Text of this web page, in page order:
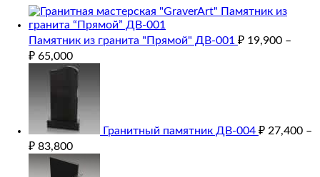
Памятник из гранита "Прямой" ДВ-001 ₽ 19,900 –
₽ 65,000
Гранитный памятник ДВ-004 ₽ 27,400 –
₽ 83,800